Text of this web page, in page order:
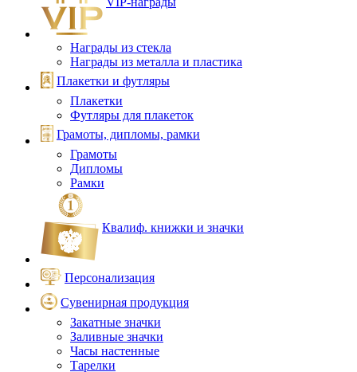
Награды из стекла
Награды из металла и пластика
Плакетки и футляры
Плакетки
Футляры для плакеток
Грамоты, дипломы, рамки
Грамоты
Дипломы
Рамки
Квалиф. книжки и значки
Персонализация
Сувенирная продукция
Закатные значки
Заливные значки
Часы настенные
Тарелки